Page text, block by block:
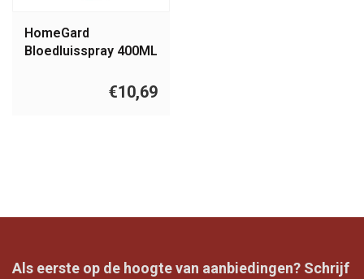
HomeGard
Bloedluisspray 400ML
€10,69
Als eerste op de hoogte van aanbiedingen? Schrijf